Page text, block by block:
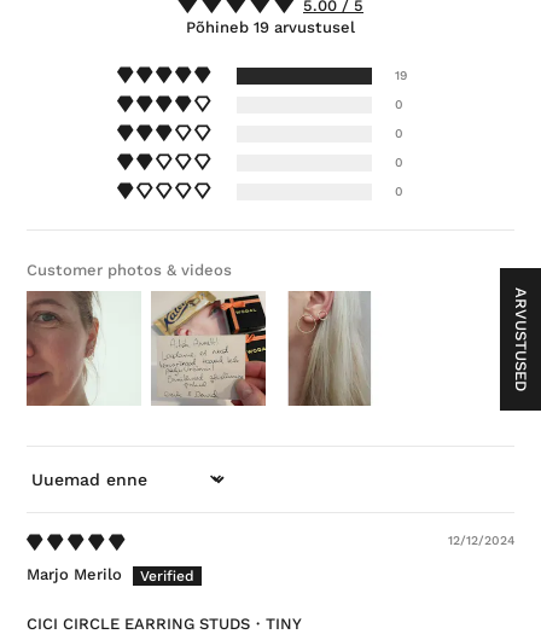
5.00 / 5
Põhineb 19 arvustusel
19
0
0
0
0
Customer photos & videos
SORTEERI
12/12/2024
Marjo Merilo
CICI CIRCLE EARRING STUDS・TINY
ARVUSTUSED